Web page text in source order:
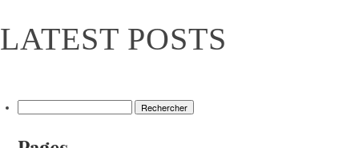
LATEST POSTS
Rechercher :